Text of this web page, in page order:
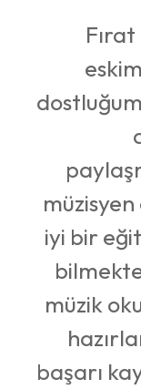
müzisyen
iyi bir
müzik
başarı